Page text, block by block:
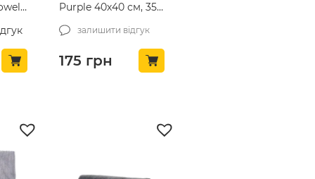
Purple 40х40 см, 350
gsm (WS064-1)
залишити відгук
175 грн